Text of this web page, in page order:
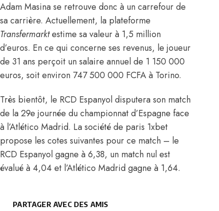
Adam Masina se retrouve donc à un carrefour de
sa carrière. Actuellement, la plateforme
Transfermarktestime sa valeur à 1,5 million
d’euros. En ce qui concerne ses revenus, le joueur
de 31 ans perçoit un salaire annuel de 1 150 000
euros, soit environ 747 500 000 FCFA à Torino.
Très bientôt, le RCD Espanyol disputera son match
de la 29e journée du championnat d’Espagne face
à l’Atlético Madrid. La société de paris 1xbet
propose les cotes suivantes pour ce match – le
RCD Espanyol gagne à 6,38, un match nul est
évalué à 4,04 et l’Atlético Madrid gagne à 1,64.
PARTAGER AVEC DES AMIS